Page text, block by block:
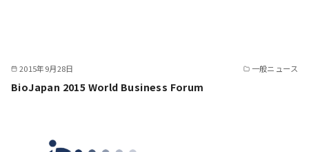
2015年9月28日 一般ニュース
BioJapan 2015 World Business Forum